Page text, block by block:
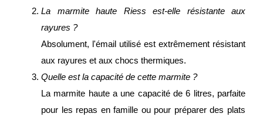
La marmite haute Riess est-elle résistante aux
rayures ?
Absolument, l'émail utilisé est extrêmement résistant
aux rayures et aux chocs thermiques.
Quelle est la capacité de cette marmite ?
La marmite haute a une capacité de 6 litres, parfaite
pour les repas en famille ou pour préparer des plats